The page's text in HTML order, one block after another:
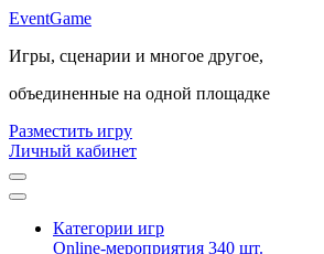
EventGame
Игры, сценарии и многое другое,
объединенные на одной площадке
Разместить игру
Личный кабинет
Категории игр
Online-мероприятия 340 шт.